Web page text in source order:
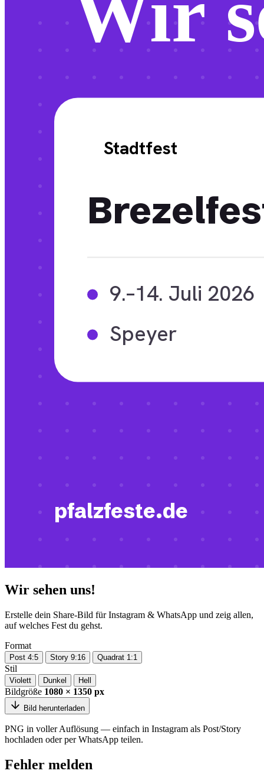
Wir sehen uns!
Erstelle dein Share-Bild für Instagram & WhatsApp und zeig allen,
auf welches Fest du gehst.
Format
Post 4:5 Story 9:16 Quadrat 1:1
Stil
Violett Dunkel Hell
Bildgröße 1080 × 1350 px
Bild herunterladen
PNG in voller Auflösung — einfach in Instagram als Post/Story
hochladen oder per WhatsApp teilen.
Fehler melden